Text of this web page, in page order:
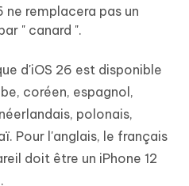
remplacera pas un
" canard ".
d'iOS 26 est disponible
coréen, espagnol,
polonais,
Pour l'anglais, le français
doit être un iPhone 12